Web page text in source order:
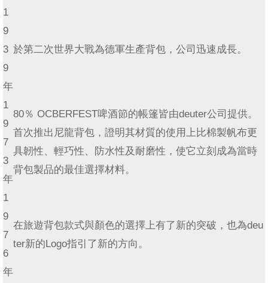
1
9
3
9
年
於第二次世界大戰為德軍生產背包，公司迅速成長。
1
9
7
3
年
80％ OCBERFEST啤酒節的帳篷皆由deuter公司提供。
首次推出尼龍背包，證明其材質的使用上比棉製帆布更
具韌性、輕巧性、防水性及耐磨性，使它立刻成為當時
背包製品的最佳選擇材料。
1
9
7
6
年
在旅遊背包款式與顏色的選擇上有了新的突破，也為deu
ter新的Logo指引了新的方向。